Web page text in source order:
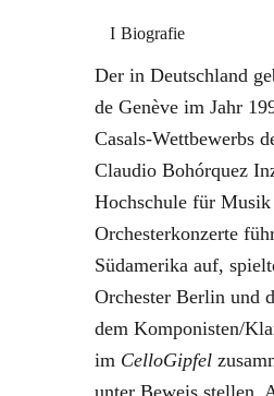
Biografie
Der in Deutschland
de Genève im Jahr
Casals-Wettbewerbs
Claudio Bohórquez
Hochschule für Musik
Orchesterkonzerte
Südamerika auf,
Orchester Berlin und
dem Komponisten/
im CelloGipfel
unter Beweis stellen.